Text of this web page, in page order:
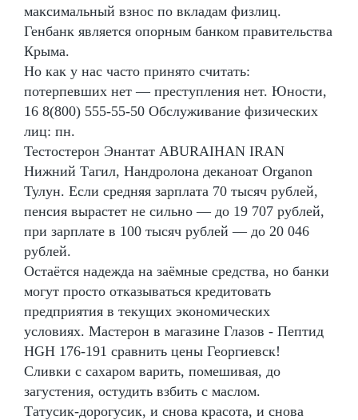
максимальный взнос по вкладам физлиц.
Генбанк является опорным банком правительства
Крыма.
Но как у нас часто принято считать:
потерпевших нет — преступления нет. Юности,
16 8(800) 555-55-50 Обслуживание физических
лиц: пн.
Тестостерон Энантат ABURAIHAN IRAN
Нижний Тагил, Нандролона деканоат Organon
Тулун. Если средняя зарплата 70 тысяч рублей,
пенсия вырастет не сильно — до 19 707 рублей,
при зарплате в 100 тысяч рублей — до 20 046
рублей.
Остаётся надежда на заёмные средства, но банки
могут просто отказываться кредитовать
предприятия в текущих экономических
условиях. Мастерон в магазине Глазов - Пептид
HGH 176-191 сравнить цены Георгиевск!
Сливки с сахаром варить, помешивая, до
загустения, остудить взбить с маслом.
Татусик-дорогусик, и снова красота, и снова